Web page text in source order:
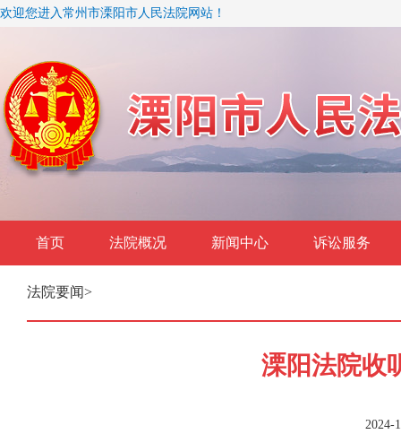
欢迎您进入常州市溧阳市人民法院网站！
首页 法院概况 新闻中心 诉讼服务
法院要闻>
溧阳法院收
2024-